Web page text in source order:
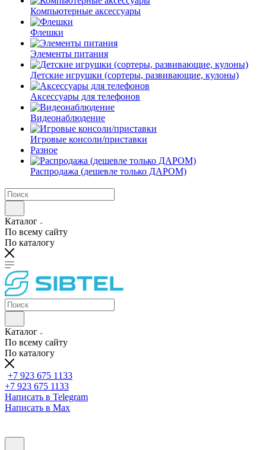
Компьютерные аксессуары
Флешки
Элементы питания
Детские игрушки (сортеры, развивающие, кулоны)
Аксессуары для телефонов
Видеонаблюдение
Игровые консоли/приставки
Разное
Распродажа (дешевле только ДАРОМ)
Каталог
По всему сайту
По каталогу
Каталог
По всему сайту
По каталогу
+7 923 675 1133
+7 923 675 1133
Написать в Telegram
Написать в Max